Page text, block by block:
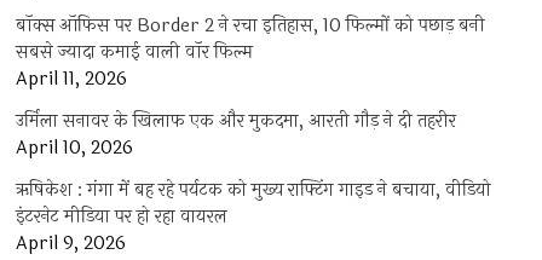
बॉक्स ऑफिस पर Border 2 ने रचा इतिहास, 10 फिल्मों को पछाड़ बनी
सबसे ज्यादा कमाई वाली वॉर फिल्म
April 11, 2026
उर्मिला सनावर के खिलाफ एक और मुकदमा, आरती गौड़ ने दी तहरीर
April 10, 2026
ऋषिकेश : गंगा में बह रहे पर्यटक को मुख्य राफ्टिंग गाइड ने बचाया, वीडियो
इंटरनेट मीडिया पर हो रहा वायरल
April 9, 2026